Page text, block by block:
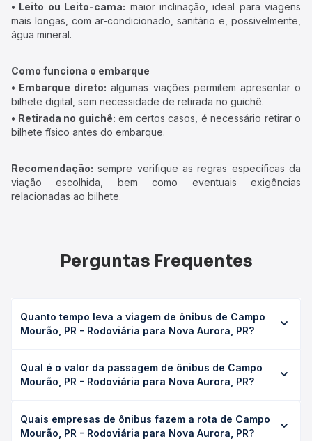
• Leito ou Leito-cama: maior inclinação, ideal para viagens
mais longas, com ar-condicionado, sanitário e, possivelmente,
água mineral.
Como funciona o embarque
• Embarque direto: algumas viações permitem apresentar o
bilhete digital, sem necessidade de retirada no guichê.
• Retirada no guichê: em certos casos, é necessário retirar o
bilhete físico antes do embarque.
Recomendação: sempre verifique as regras específicas da
viação escolhida, bem como eventuais exigências
relacionadas ao bilhete.
Perguntas Frequentes
Quanto tempo leva a viagem de ônibus de Campo
Mourão, PR - Rodoviária para Nova Aurora, PR?
para Nova Aurora, PR leva em média 2h 20min, podendo
variar conforme a viação, o tipo de serviço (convencional,
duração exata de cada opção na data desejada.
Qual é o valor da passagem de ônibus de Campo
Mourão, PR - Rodoviária para Nova Aurora, PR?
Rodoviária para Nova Aurora, PR custa em média R$ 62,67
e varia conforme a data da viagem, a empresa, o tipo de
Quais empresas de ônibus fazem a rota de Campo
Mourão, PR - Rodoviária para Nova Aurora, PR?